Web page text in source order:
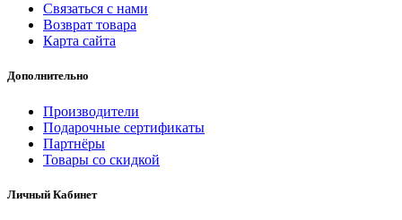
Связаться с нами
Возврат товара
Карта сайта
Дополнительно
Производители
Подарочные сертификаты
Партнёры
Товары со скидкой
Личный Кабинет